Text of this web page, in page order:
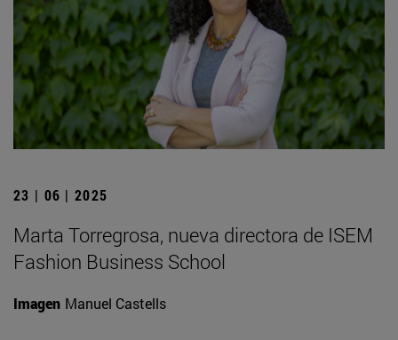
23 | 06 | 2025
Marta Torregrosa, nueva directora de ISEM
Fashion Business School
Imagen Manuel Castells